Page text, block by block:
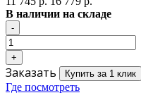
В наличии на складе
Заказать Купить за 1 клик
Где посмотреть